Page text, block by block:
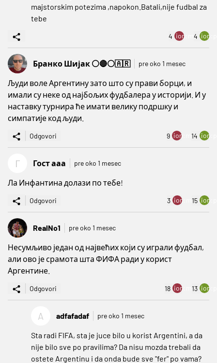
majstorskim potezima ,napokon.Batali,nije fudbal za
tebe
4 ion:minus
4
Бранко Шијак ⚪🔴⚪🇦🇷 pre oko 1 mesec
Људи воле Аргентину зато што су прави борци, и
имали су неке од најбољих фудбалера у историји. И у
наставку турнира ће имати велику подршку и
симпатије код људи.
Odgovori 9 ion:minus
14
Г Гост ааа pre oko 1 mesec
Ла Инфантина долази по тебе!
Odgovori 3 ion:minus
15
RealNo1 pre oko 1 mesec
Несумљиво један од највећих који су играли фудбал,
али ово је срамота шта ФИФА ради у корист
Аргентине.
Odgovori 18 ion:minus
13
A adfafadaf pre oko 1 mesec
Sta radi FIFA, sta je juce bilo u korist Argentini, a da
nije bilo sve po pravilima? Da nisu mozda trebali da
ostete Argentinu i da onda bude sve "fer" po vama?